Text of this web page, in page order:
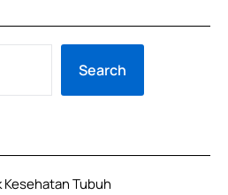
Search
Tubuh